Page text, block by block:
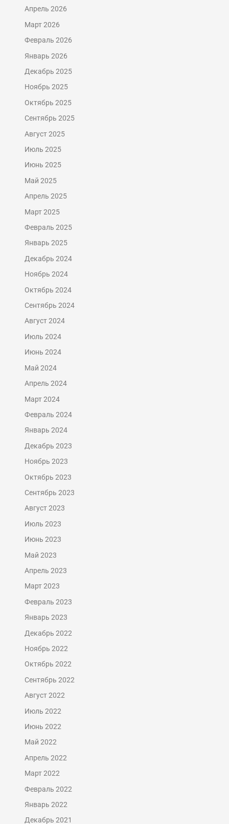
Апрель 2026
Март 2026
Февраль 2026
Январь 2026
Декабрь 2025
Ноябрь 2025
Октябрь 2025
Сентябрь 2025
Август 2025
Июль 2025
Июнь 2025
Май 2025
Апрель 2025
Март 2025
Февраль 2025
Январь 2025
Декабрь 2024
Ноябрь 2024
Октябрь 2024
Сентябрь 2024
Август 2024
Июль 2024
Июнь 2024
Май 2024
Апрель 2024
Март 2024
Февраль 2024
Январь 2024
Декабрь 2023
Ноябрь 2023
Октябрь 2023
Сентябрь 2023
Август 2023
Июль 2023
Июнь 2023
Май 2023
Апрель 2023
Март 2023
Февраль 2023
Январь 2023
Декабрь 2022
Ноябрь 2022
Октябрь 2022
Сентябрь 2022
Август 2022
Июль 2022
Июнь 2022
Май 2022
Апрель 2022
Март 2022
Февраль 2022
Январь 2022
Декабрь 2021